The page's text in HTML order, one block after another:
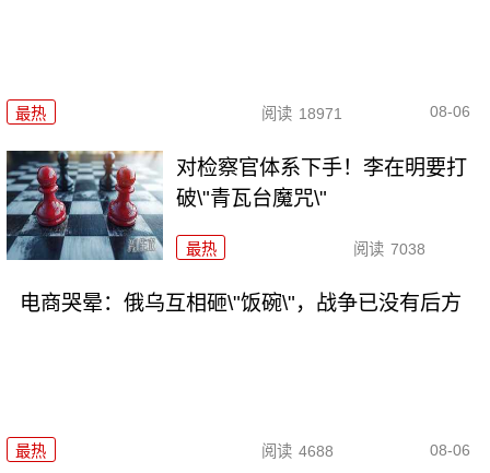
最热 阅读 18971 08-06
对检察官体系下手！李在明要打
破\"青瓦台魔咒\"
最热 阅读 7038
电商哭晕：俄乌互相砸\"饭碗\"，战争已没有后方
最热 阅读 4688 08-06